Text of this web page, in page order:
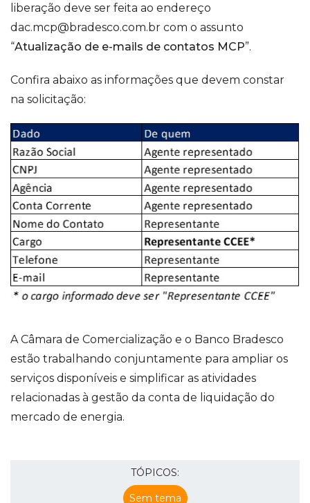
liberação deve ser feita ao endereço
dac.mcp@bradesco.com.br com o assunto
“Atualização de e-mails de contatos MCP”.
Confira abaixo as informações que devem constar
na solicitação:
A Câmara de Comercialização e o Banco Bradesco
estão trabalhando conjuntamente para ampliar os
serviços disponíveis e simplificar as atividades
relacionadas à gestão da conta de liquidação do
mercado de energia.
TÓPICOS:
Sem tema